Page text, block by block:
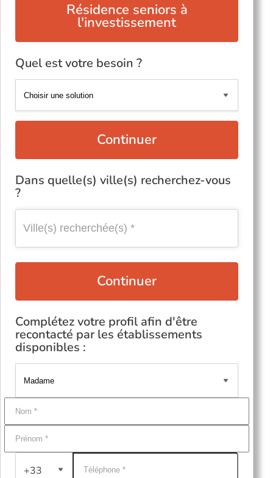
Résidence seniors à
l'investissement
Quel est votre besoin ?
Continuer
Dans quelle(s) ville(s) recherchez-vous
?
Continuer
Complétez votre profil afin d'être
recontacté par les établissements
disponibles :
+33